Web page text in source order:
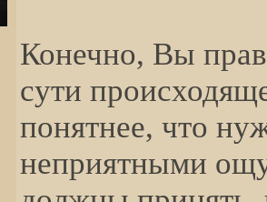
Конечно, Вы
сути
понятнее, что
неприятными